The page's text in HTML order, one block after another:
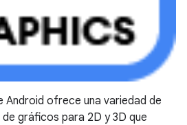
Android ofrece una variedad de
gráficos para 2D y 3D que